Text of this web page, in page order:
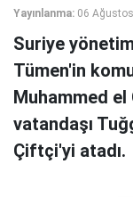
Yayınlanma: 06
Suriye
Tümen'in
Muhammed el
vatandaşı
Çiftçi'yi atadı.